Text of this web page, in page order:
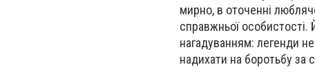
мирно, в оточенні
справжньої
нагадуванням: легенди
надихати на боротьбу за